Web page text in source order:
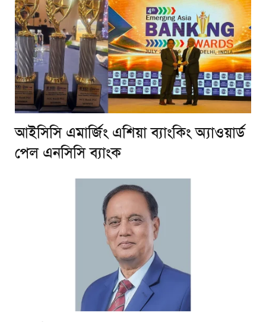
আইসিসি এমার্জিং এশিয়া ব্যাংকিং অ্যাওয়ার্ড
পেল এনসিসি ব্যাংক